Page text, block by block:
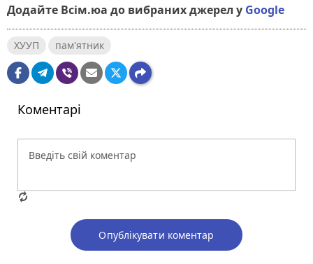
Додайте Всім.юа до вибраних джерел у Google
ХУУП пам'ятник
Коментарі
Опублікувати коментар